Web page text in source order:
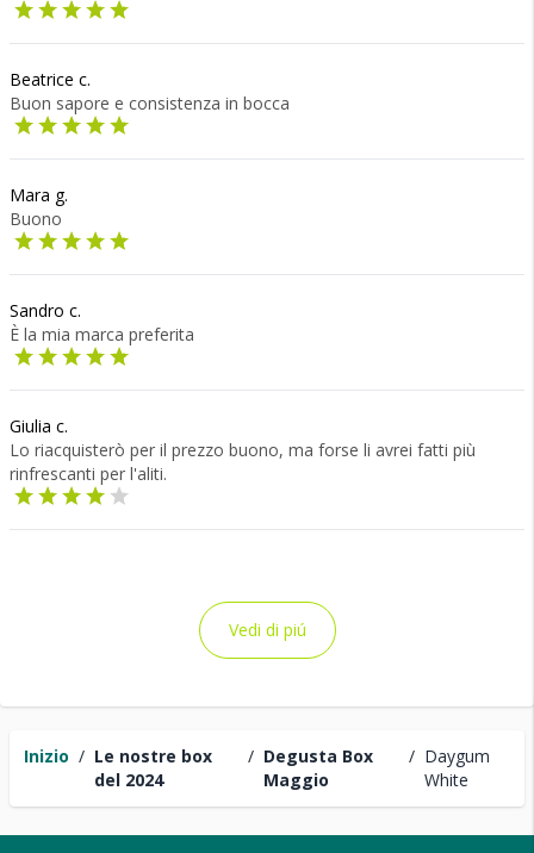
Inizio / Le nostre box
del 2024
/ Degusta Box
Maggio
/ Daygum
White
Beatrice c.
Buon sapore e consistenza in bocca
Mara g.
Buono
Sandro c.
È la mia marca preferita
Giulia c.
Lo riacquisterò per il prezzo buono, ma forse li avrei fatti più
rinfrescanti per l'aliti.
Vedi di piú